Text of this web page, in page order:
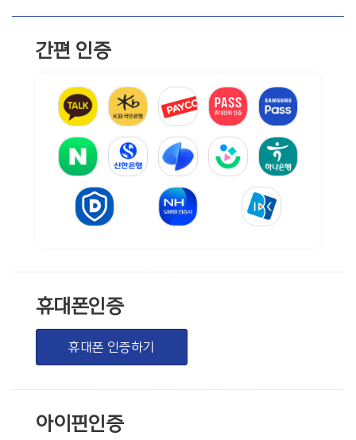
간편 인증
휴대폰인증
휴대폰 인증하기
아이핀인증